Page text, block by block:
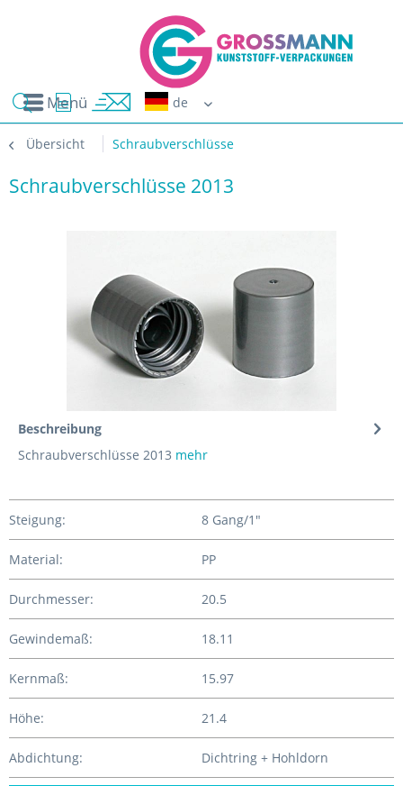
Menü
Übersicht Schraubverschlüsse
Schraubverschlüsse 2013
Beschreibung
Schraubverschlüsse 2013 mehr
Steigung: 8 Gang/1"
Material: PP
Durchmesser: 20.5
Gewindemaß: 18.11
Kernmaß: 15.97
Höhe: 21.4
Abdichtung: Dichtring + Hohldorn